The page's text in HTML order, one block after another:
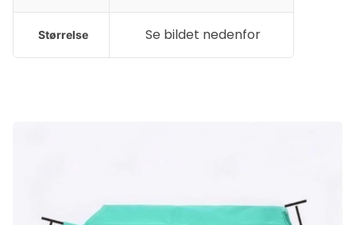
Størrelse Se bildet nedenfor